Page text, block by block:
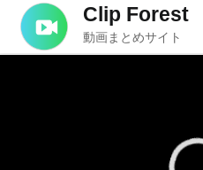
Clip Forest
動画まとめサイト